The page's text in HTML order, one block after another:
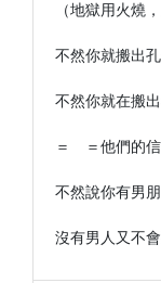
（地獄用火燒
不然你就搬出
不然你就在搬
＝　＝他們的
不然說你有男